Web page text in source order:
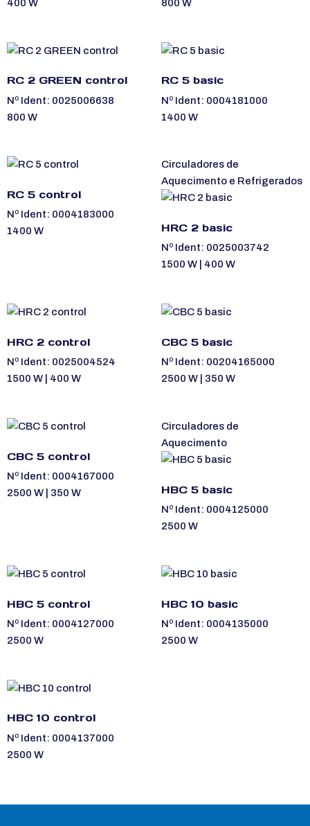
400 W
800 W
RC 2 GREEN control
Nº Ident: 0025006638
800 W
RC 5 basic
Nº Ident: 0004181000
1400 W
RC 5 control
Nº Ident: 0004183000
1400 W
Circuladores de
Aquecimento e Refrigerados
HRC 2 basic
Nº Ident: 0025003742
1500 W | 400 W
HRC 2 control
Nº Ident: 0025004524
1500 W | 400 W
CBC 5 basic
Nº Ident: 00204165000
2500 W | 350 W
CBC 5 control
Nº Ident: 0004167000
2500 W | 350 W
Circuladores de
Aquecimento
HBC 5 basic
Nº Ident: 0004125000
2500 W
HBC 5 control
Nº Ident: 0004127000
2500 W
HBC 10 basic
Nº Ident: 0004135000
2500 W
HBC 10 control
Nº Ident: 0004137000
2500 W